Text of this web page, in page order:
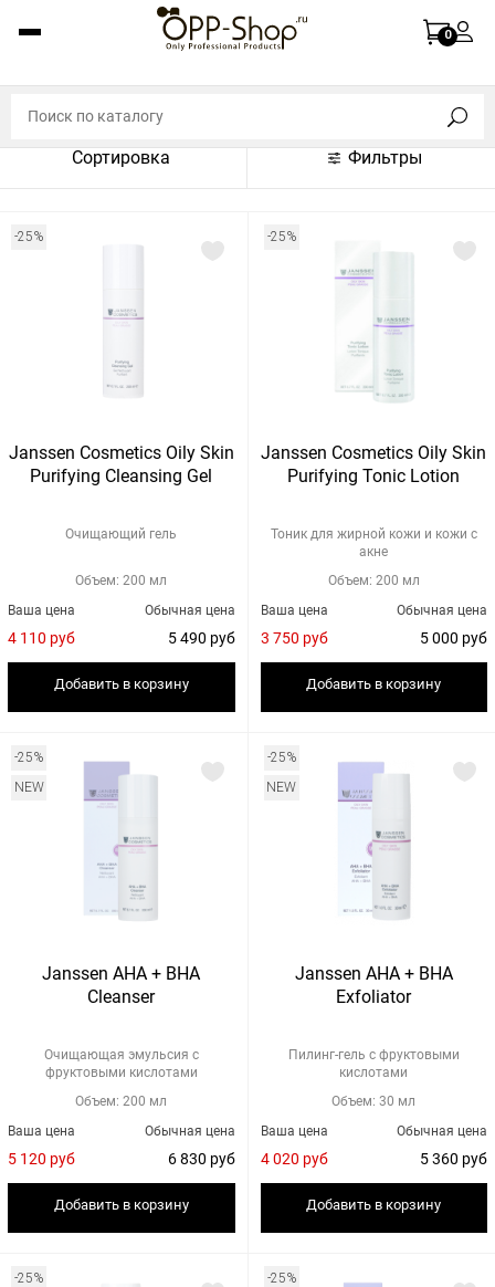
0
Сортировка Фильтры
По названию (A-Z)
По цене (по возрастанию)
По цене (по убыванию)
По популярности (по убыванию)
120
-25%
Janssen Cosmetics Oily Skin
Purifying Cleansing Gel
Очищающий гель
Объем: 200 мл
Обычная цена
5 490 руб
Ваша цена
4 110 руб
Добавить в корзину
-25%
Janssen Cosmetics Oily Skin
Purifying Tonic Lotion
Тоник для жирной кожи и кожи с
акне
Объем: 200 мл
Обычная цена
5 000 руб
Ваша цена
3 750 руб
Добавить в корзину
-25%
NEW
Janssen AHA + BHA
Cleanser
Очищающая эмульсия с
фруктовыми кислотами
Объем: 200 мл
Обычная цена
6 830 руб
Ваша цена
5 120 руб
Добавить в корзину
-25%
NEW
Janssen AHA + BHA
Exfoliator
Пилинг-гель с фруктовыми
кислотами
Объем: 30 мл
Обычная цена
5 360 руб
Ваша цена
4 020 руб
Добавить в корзину
-25%
-25%